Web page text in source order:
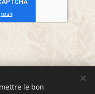
Horizons" 5 avenue
le bon